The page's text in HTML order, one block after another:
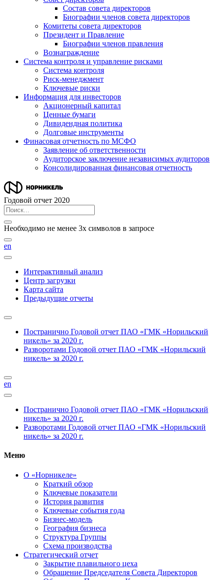
Состав совета директоров
Биографии членов совета директоров
Комитеты совета директоров
Президент и Правление
Биографии членов правления
Вознаграждение
Система контроля и управление рисками
Система контроля
Риск-менеджмент
Ключевые риски
Информация для инвесторов
Акционерный капитал
Ценные бумаги
Дивидендная политика
Долговые инструменты
Финасовая отчетность по МСФО
Заявление об ответственности
Аудиторское заключение независимых аудиторов
Консолидированная финансовая отчетность
Годовой отчет 2020
Необходимо не менее 3х символов в запросе
en
Интерактивный анализ
Центр загрузки
Карта сайта
Предыдущие отчеты
Постранично Годовой отчет ПАО «ГМК «Норильский
никель» за 2020 г.
Разворотами Годовой отчет ПАО «ГМК «Норильский
никель» за 2020 г.
en
Постранично Годовой отчет ПАО «ГМК «Норильский
никель» за 2020 г.
Разворотами Годовой отчет ПАО «ГМК «Норильский
никель» за 2020 г.
Меню
О «Норникеле»
Краткий обзор
Ключевые показатели
История развития
Ключевые события года
Бизнес-модель
География бизнеса
Структура Группы
Схема производства
Стратегический отчет
Закрытие плавильного цеха
Обращение Председателя Совета Директоров